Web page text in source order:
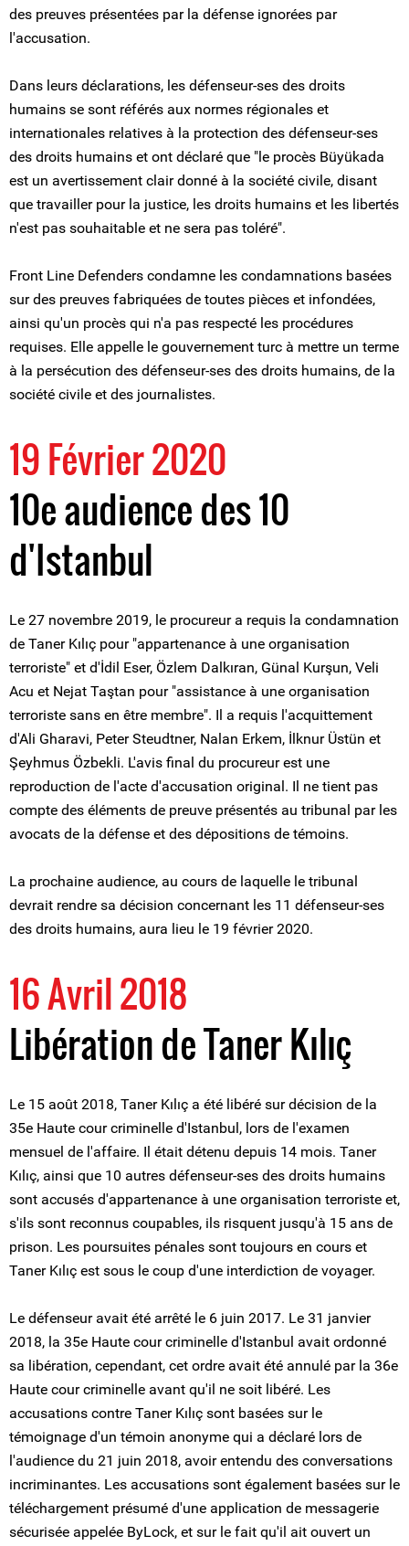
des preuves présentées par la défense ignorées par
l'accusation.
Dans leurs déclarations, les défenseur-ses des droits
humains se sont référés aux normes régionales et
internationales relatives à la protection des défenseur-ses
des droits humains et ont déclaré que "le procès Büyükada
est un avertissement clair donné à la société civile, disant
que travailler pour la justice, les droits humains et les libertés
n'est pas souhaitable et ne sera pas toléré".
Front Line Defenders condamne les condamnations basées
sur des preuves fabriquées de toutes pièces et infondées,
ainsi qu'un procès qui n'a pas respecté les procédures
requises. Elle appelle le gouvernement turc à mettre un terme
à la persécution des défenseur-ses des droits humains, de la
société civile et des journalistes.
19 Février 2020
10e audience des 10
d'Istanbul
Le 27 novembre 2019, le procureur a requis la condamnation
de Taner Kılıç pour "appartenance à une organisation
terroriste" et d'İdil Eser, Özlem Dalkıran, Günal Kurşun, Veli
Acu et Nejat Taştan pour "assistance à une organisation
terroriste sans en être membre". Il a requis l'acquittement
d'Ali Gharavi, Peter Steudtner, Nalan Erkem, İlknur Üstün et
Şeyhmus Özbekli. L'avis final du procureur est une
reproduction de l'acte d'accusation original. Il ne tient pas
compte des éléments de preuve présentés au tribunal par les
avocats de la défense et des dépositions de témoins.
La prochaine audience, au cours de laquelle le tribunal
devrait rendre sa décision concernant les 11 défenseur-ses
des droits humains, aura lieu le 19 février 2020.
16 Avril 2018
Libération de Taner Kılıç
Le 15 août 2018, Taner Kılıç a été libéré sur décision de la
35e Haute cour criminelle d'Istanbul, lors de l'examen
mensuel de l'affaire. Il était détenu depuis 14 mois. Taner
Kılıç, ainsi que 10 autres défenseur-ses des droits humains
sont accusés d'appartenance à une organisation terroriste et,
s'ils sont reconnus coupables, ils risquent jusqu'à 15 ans de
prison. Les poursuites pénales sont toujours en cours et
Taner Kılıç est sous le coup d'une interdiction de voyager.
Le défenseur avait été arrêté le 6 juin 2017. Le 31 janvier
2018, la 35e Haute cour criminelle d'Istanbul avait ordonné
sa libération, cependant, cet ordre avait été annulé par la 36e
Haute cour criminelle avant qu'il ne soit libéré. Les
accusations contre Taner Kılıç sont basées sur le
témoignage d'un témoin anonyme qui a déclaré lors de
l'audience du 21 juin 2018, avoir entendu des conversations
incriminantes. Les accusations sont également basées sur le
téléchargement présumé d'une application de messagerie
sécurisée appelée ByLock, et sur le fait qu'il ait ouvert un